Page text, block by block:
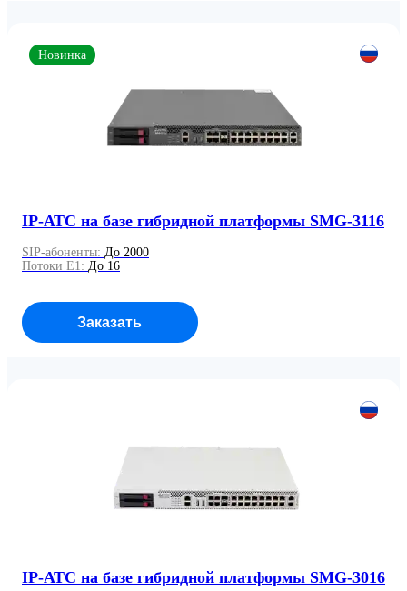
IP-АТС на базе гибридной платформы SMG-3116
SIP-абоненты: До 2000
Потоки E1: До 16
Новинка
Заказать
IP-АТС на базе гибридной платформы SMG-3016